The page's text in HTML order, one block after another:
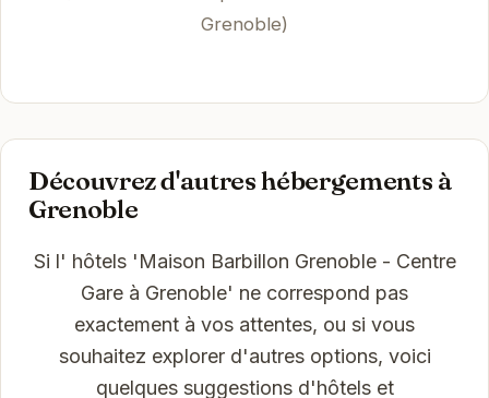
Grenoble)
Découvrez d'autres hébergements à
Grenoble
Si l' hôtels 'Maison Barbillon Grenoble - Centre
Gare à Grenoble' ne correspond pas
exactement à vos attentes, ou si vous
souhaitez explorer d'autres options, voici
quelques suggestions d'hôtels et